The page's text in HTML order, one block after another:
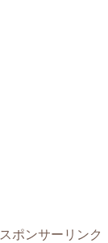
スポンサーリンク